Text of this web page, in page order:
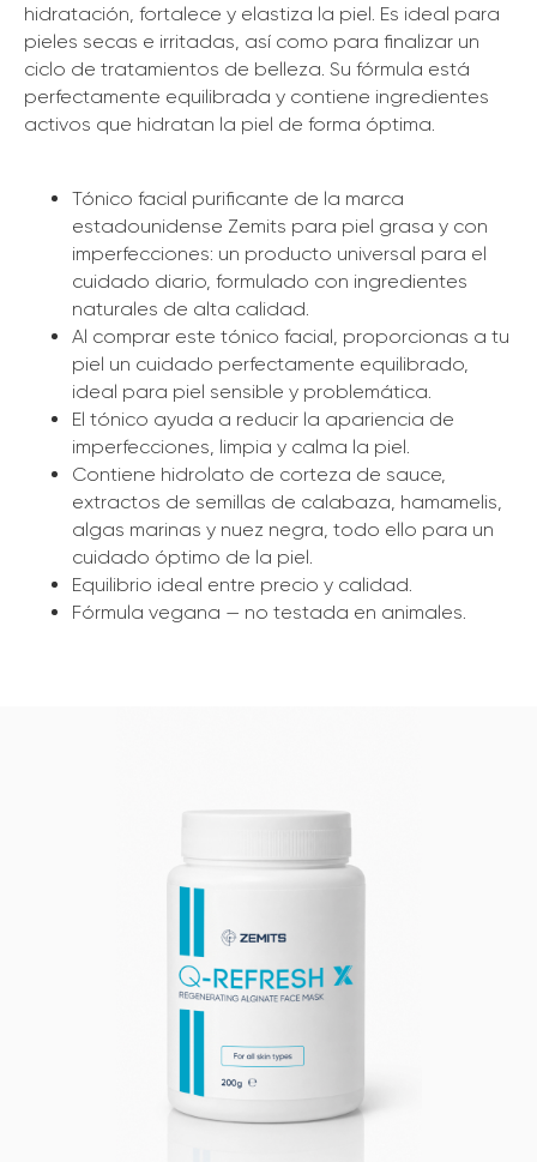
hidratación, fortalece y elastiza la piel. Es ideal para
pieles secas e irritadas, así como para finalizar un
ciclo de tratamientos de belleza. Su fórmula está
perfectamente equilibrada y contiene ingredientes
activos que hidratan la piel de forma óptima.
Tónico facial purificante de la marca
estadounidense Zemits para piel grasa y con
imperfecciones: un producto universal para el
cuidado diario, formulado con ingredientes
naturales de alta calidad.
Al comprar este tónico facial, proporcionas a tu
piel un cuidado perfectamente equilibrado,
ideal para piel sensible y problemática.
El tónico ayuda a reducir la apariencia de
imperfecciones, limpia y calma la piel.
Contiene hidrolato de corteza de sauce,
extractos de semillas de calabaza, hamamelis,
algas marinas y nuez negra, todo ello para un
cuidado óptimo de la piel.
Equilibrio ideal entre precio y calidad.
Fórmula vegana — no testada en animales.